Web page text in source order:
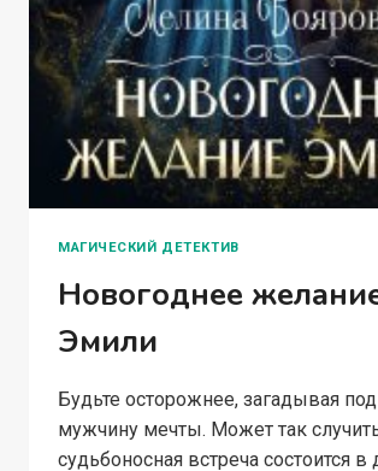
МАГИЧЕСКИЙ ДЕТЕКТИВ
Новогоднее
Эмили
Будьте осторожнее, загадывая
мужчину мечты. Может так
судьбоносная встреча состоится в